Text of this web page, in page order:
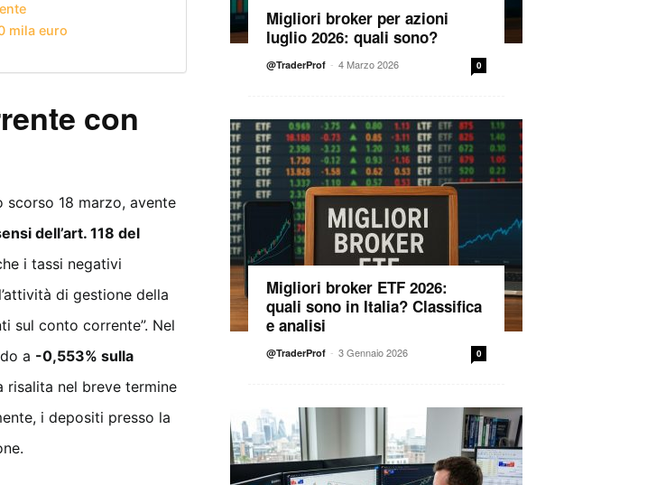
mila euro
con
18 marzo, avente
dell’art. 118 del
i tassi negativi
di gestione della
sul conto corrente”. Nel
a -0,553% sulla
risalita nel breve termine
i depositi presso la
Migliori broker per azioni
luglio 2026: quali sono?
@TraderProf - 4 Marzo 2026 0
Migliori broker ETF 2026:
quali sono in Italia? Classifica
e analisi
@TraderProf - 3 Gennaio 2026 0